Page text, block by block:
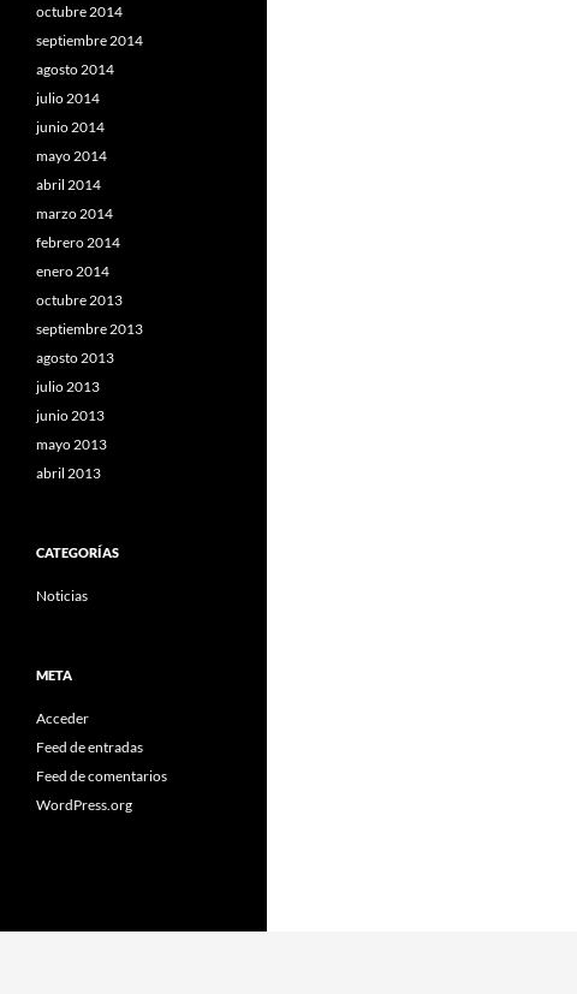
octubre 2014
septiembre 2014
agosto 2014
julio 2014
junio 2014
mayo 2014
abril 2014
marzo 2014
febrero 2014
enero 2014
octubre 2013
septiembre 2013
agosto 2013
julio 2013
junio 2013
mayo 2013
abril 2013
CATEGORÍAS
Noticias
META
Acceder
Feed de entradas
Feed de comentarios
WordPress.org